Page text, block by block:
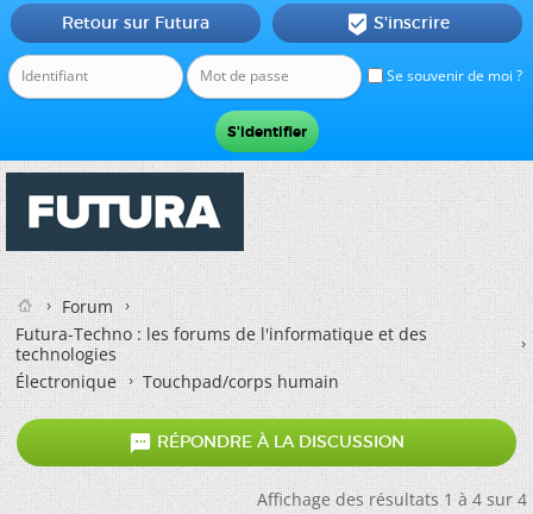
Se souvenir de moi ?
Retour sur Futura  S'inscrire
Forum
Futura-Techno : les forums de l'informatique et des
technologies
Électronique
Touchpad/corps humain
 RÉPONDRE À LA DISCUSSION
Affichage des résultats 1 à 4 sur 4